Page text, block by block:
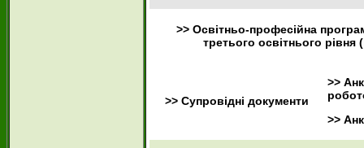
>> Освітньо-професійна
третього освітнього рівня
>> Супровідні документи
>>
>>